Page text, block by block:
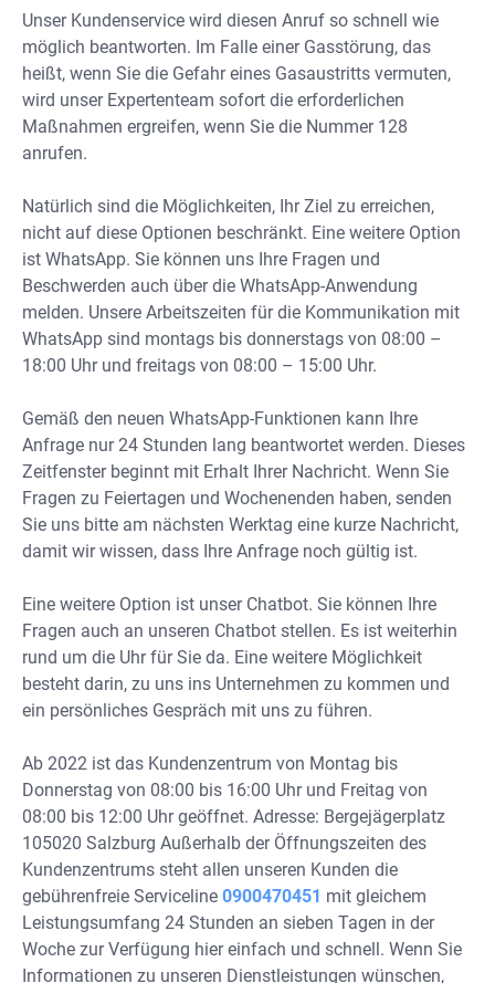
Unser Kundenservice wird diesen Anruf so schnell wie
möglich beantworten. Im Falle einer Gasstörung, das
heißt, wenn Sie die Gefahr eines Gasaustritts vermuten,
wird unser Expertenteam sofort die erforderlichen
Maßnahmen ergreifen, wenn Sie die Nummer 128
anrufen.
Natürlich sind die Möglichkeiten, Ihr Ziel zu erreichen,
nicht auf diese Optionen beschränkt. Eine weitere Option
ist WhatsApp. Sie können uns Ihre Fragen und
Beschwerden auch über die WhatsApp-Anwendung
melden. Unsere Arbeitszeiten für die Kommunikation mit
WhatsApp sind montags bis donnerstags von 08:00 –
18:00 Uhr und freitags von 08:00 – 15:00 Uhr.
Gemäß den neuen WhatsApp-Funktionen kann Ihre
Anfrage nur 24 Stunden lang beantwortet werden. Dieses
Zeitfenster beginnt mit Erhalt Ihrer Nachricht. Wenn Sie
Fragen zu Feiertagen und Wochenenden haben, senden
Sie uns bitte am nächsten Werktag eine kurze Nachricht,
damit wir wissen, dass Ihre Anfrage noch gültig ist.
Eine weitere Option ist unser Chatbot. Sie können Ihre
Fragen auch an unseren Chatbot stellen. Es ist weiterhin
rund um die Uhr für Sie da. Eine weitere Möglichkeit
besteht darin, zu uns ins Unternehmen zu kommen und
ein persönliches Gespräch mit uns zu führen.
Ab 2022 ist das Kundenzentrum von Montag bis
Donnerstag von 08:00 bis 16:00 Uhr und Freitag von
08:00 bis 12:00 Uhr geöffnet. Adresse: Bergejägerplatz
105020 Salzburg Außerhalb der Öffnungszeiten des
Kundenzentrums steht allen unseren Kunden die
gebührenfreie Serviceline 0900470451 mit gleichem
Leistungsumfang 24 Stunden an sieben Tagen in der
Woche zur Verfügung hier einfach und schnell. Wenn Sie
Informationen zu unseren Dienstleistungen wünschen,